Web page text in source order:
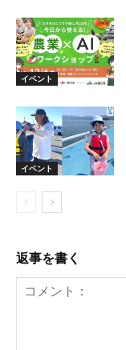
イベント
イベント
返事を書く